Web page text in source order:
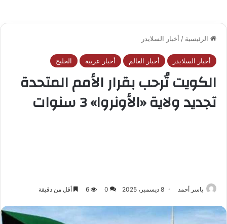
الرئيسية / أخبار السلايدر
أخبار السلايدر أخبار العالم أخبار عربية الخليج
الكويت تُرحب بقرار الأمم المتحدة
تجديد ولاية «الأونروا» 3 سنوات
ياسر أحمد 8 ديسمبر، 2025 0
6 أقل من دقيقة